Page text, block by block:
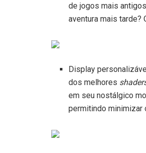
de jogos mais
aventura mais tarde?
Display
dos melhores
em seu nostálgico
permitindo minimizar